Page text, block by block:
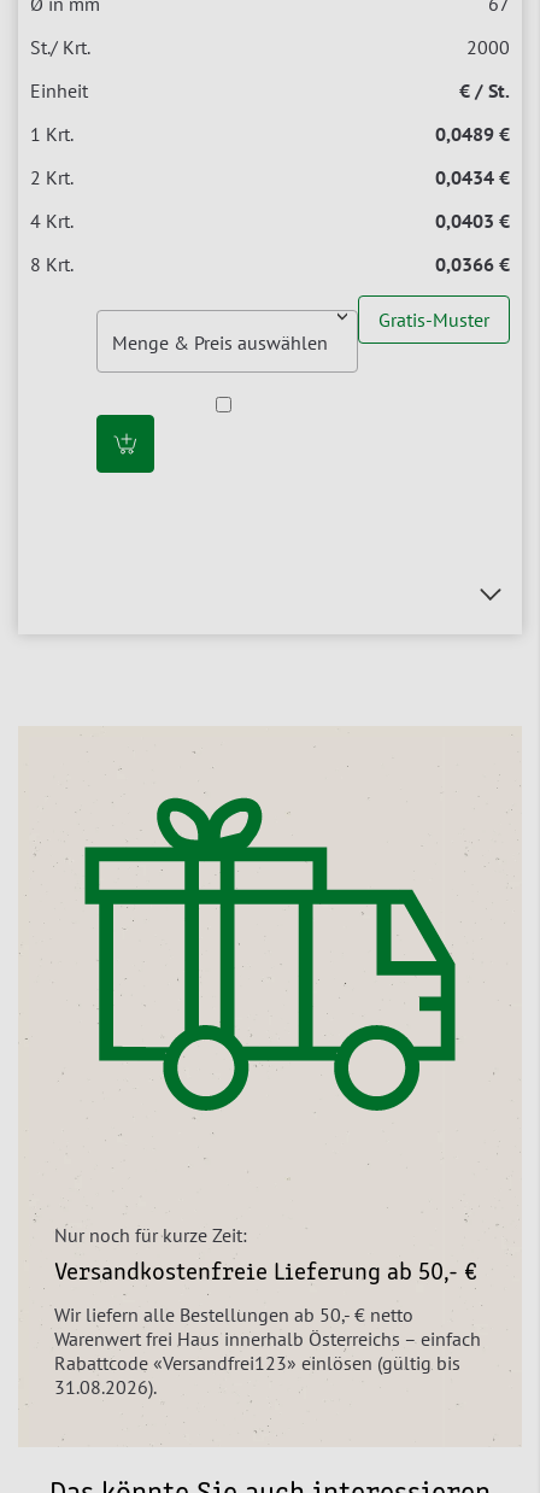
2000
€ / St.
0,0489 €
0,0434 €
0,0403 €
0,0366 €
Gratis-Muster
Nur noch für kurze Zeit:
Versandkostenfreie Lieferung ab 50,- €
Wir liefern alle Bestellungen ab 50,- € netto
Warenwert frei Haus innerhalb Österreichs – einfach
Rabattcode «Versandfrei123» einlösen (gültig bis
31.08.2026).